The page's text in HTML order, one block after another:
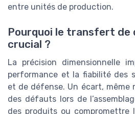
entre unités de production.
Pourquoi le transfert de
crucial ?
La précision dimensionnelle
performance et la fiabilité des
et de défense. Un écart, même
des défauts lors de
des produits ou compromettre